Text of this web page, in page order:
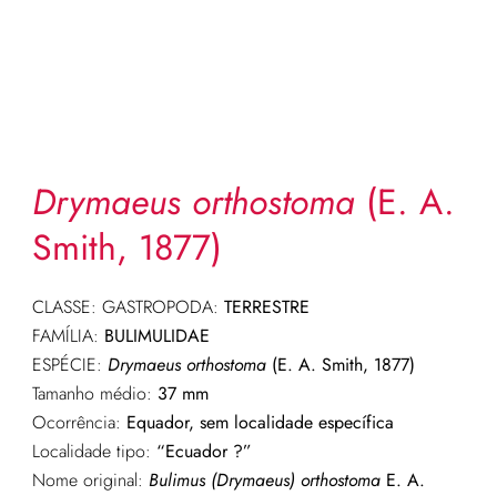
Drymaeus orthostoma(E. A.
Smith, 1877)
CLASSE: GASTROPODA: TERRESTRE
FAMÍLIA: BULIMULIDAE
ESPÉCIE: Drymaeus orthostoma(E. A. Smith, 1877)
Tamanho médio: 37 mm
Ocorrência: Equador, sem localidade específica
Localidade tipo: “Ecuador ?”
Nome original: Bulimus (Drymaeus) orthostomaE. A.